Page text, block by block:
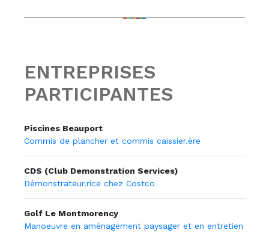
ENTREPRISES
PARTICIPANTES
Piscines Beauport
Commis de plancher et commis caissier.ère
CDS (Club Demonstration Services)
Démonstrateur.rice chez Costco
Golf Le Montmorency
Manoeuvre en aménagement paysager et en entretien